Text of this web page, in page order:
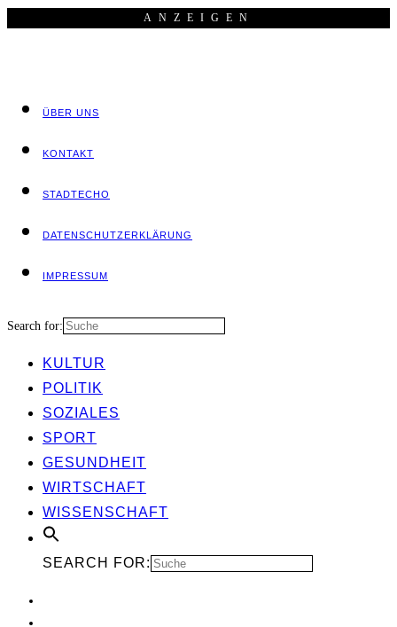
ANZEI­GEN
ÜBER UNS
KON­TAKT
STADT­ECHO
DATEN­SCHUTZ­ER­KLÄ­RUNG
IMPRES­SUM
Search for:
KUL­TUR
POLI­TIK
SOZIA­LES
SPORT
GESUND­HEIT
WIRT­SCHAFT
WIS­SEN­SCHAFT
SEARCH FOR: